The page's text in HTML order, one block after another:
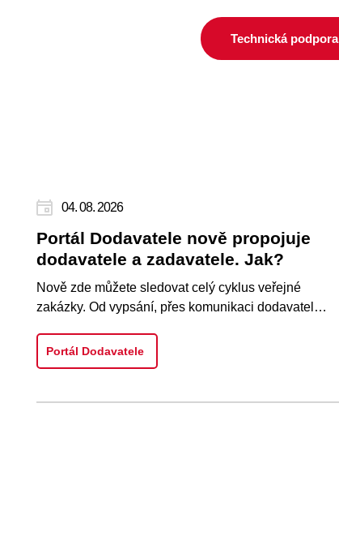
Technická podpora
04. 08. 2026
Portál Dodavatele nově propojuje
dodavatele a zadavatele. Jak?
Nově zde můžete sledovat celý cyklus veřejné
zakázky. Od vypsání, přes komunikaci dodavatele
Portál Dodavatele